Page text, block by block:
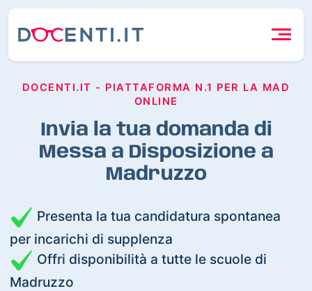
DOCENTI.IT - PIATTAFORMA N.1 PER LA MAD
ONLINE
Invia la tua domanda di
Messa a Disposizione a
Madruzzo
Presenta la tua candidatura spontanea
per incarichi di supplenza
Offri disponibilità a tutte le scuole di
Madruzzo